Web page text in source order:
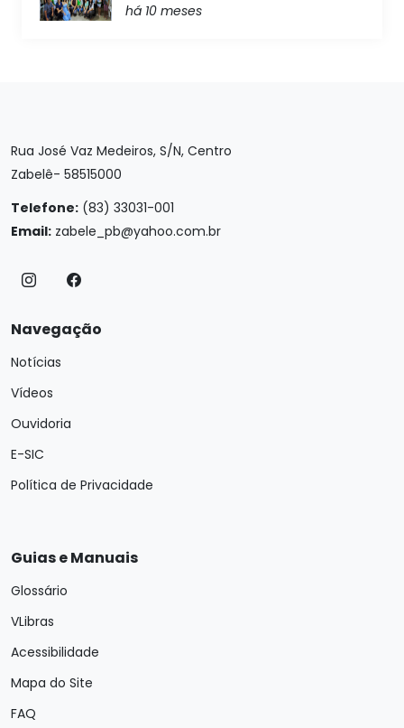
há 10 meses
Rua José Vaz Medeiros, S/N, Centro
Zabelê- 58515000
Telefone: (83) 33031-001
Email: zabele_pb@yahoo.com.br
Navegação
Notícias
Vídeos
Ouvidoria
E-SIC
Política de Privacidade
Guias e Manuais
Glossário
VLibras
Acessibilidade
Mapa do Site
FAQ